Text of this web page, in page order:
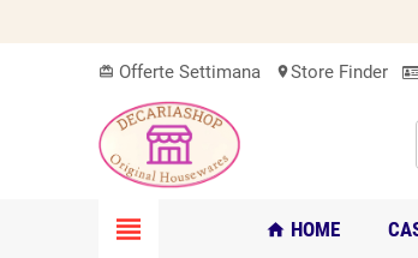
card_giftcard Offerte Settimana location_onStore Finder
view_headline home HOME